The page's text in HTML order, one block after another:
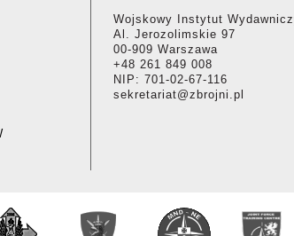
Wojskowy Instytut
Al. Jerozolimskie 97
00-909 Warszawa
+48 261 849 008
NIP: 701-02-67-116
sekretariat@zbrojni.pl